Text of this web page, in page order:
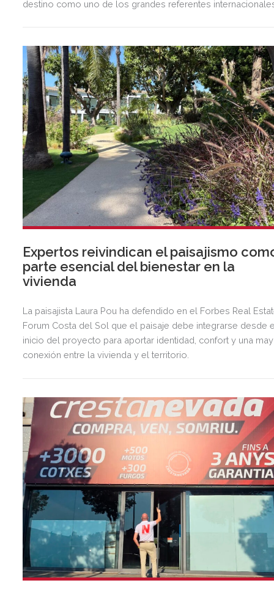
destino como uno de los grandes referentes
exclusiva agenda social.
Expertos reivindican el paisajismo
parte esencial del bienestar en la
vivienda
La paisajista Laura Pou ha defendido en el Forbes Real
Forum Costa del Sol que el paisaje debe integrarse desde
inicio del proyecto para aportar identidad, confort y una
conexión entre la vivienda y el territorio.